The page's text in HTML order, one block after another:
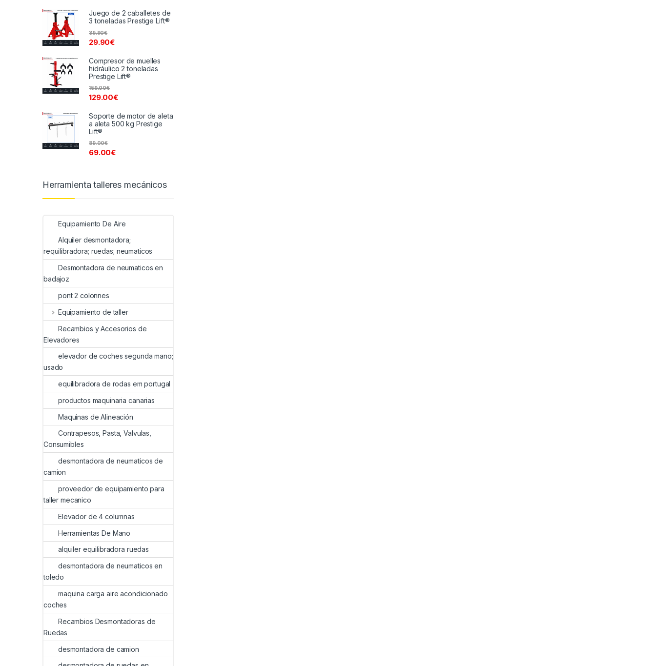
Juego de 2 caballetes de
3 toneladas Prestige Lift®
29.90€
39.90€
Compresor de muelles
hidráulico 2 toneladas
Prestige Lift®
129.00€
159.00€
Soporte de motor de aleta
a aleta 500 kg Prestige
Lift®
69.00€
89.00€
Herramienta talleres mecánicos
Equipamiento De Aire
Alquiler desmontadora;
requilibradora; ruedas; neumaticos
Desmontadora de neumaticos en
badajoz
pont 2 colonnes
Equipamiento de taller
Recambios y Accesorios de
Elevadores
elevador de coches segunda mano;
usado
equilibradora de rodas em portugal
productos maquinaria canarias
Maquinas de Alineación
Contrapesos, Pasta, Valvulas,
Consumibles
desmontadora de neumaticos de
camion
proveedor de equipamiento para
taller mecanico
Elevador de 4 columnas
Herramientas De Mano
alquiler equilibradora ruedas
desmontadora de neumaticos en
toledo
maquina carga aire acondicionado
coches
Recambios Desmontadoras de
Ruedas
desmontadora de camion